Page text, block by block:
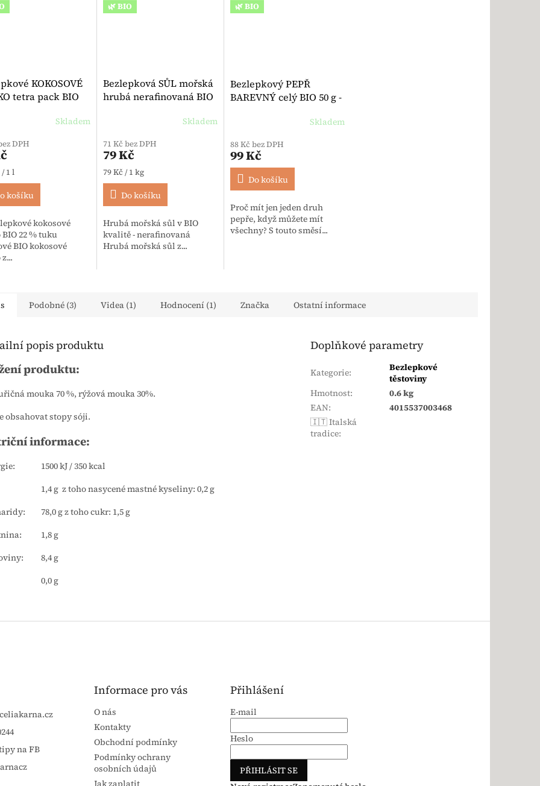
KOKOSOVÉ
tetra pack BIO
Skladem
DPH
/ 1 l
košíku
kokosové
22 % tuku
BIO kokosové
🌿 BIO
Bezlepková SŮL mořská
hrubá nerafinovaná BIO
Skladem
71 Kč bez DPH
79 Kč
Měrná cena:
79 Kč / 1 kg
Do košíku
Hrubá mořská sůl v BIO
kvalitě - nerafinovaná
Hrubá mořská sůl z...
🌿 BIO
Bezlepkový PEPŘ
BAREVNÝ celý BIO 50 g -
Skladem
88 Kč bez DPH
99 Kč
Do košíku
Proč mít jen jeden druh
pepře, když můžete mít
všechny? S touto směsí...
Podobné (3) Videa (1) Hodnocení (1) Značka Ostatní informace
popis produktu
produktu:
mouka 70 %, rýžová mouka 30%.
obsahovat stopy sóji.
informace:
1500 kJ / 350 kcal
1,4 g z toho nasycené mastné kyseliny: 0,2 g
78,0 g z toho cukr: 1,5 g
1,8 g
8,4 g
0,0 g
Doplňkové parametry
Kategorie:
Bezlepkové
těstoviny
Hmotnost:
0.6 kg
EAN:
4015537003468
🇮🇹 Italská
tradice:
celiakarna.cz
na FB
Informace pro vás
O nás
Kontakty
Obchodní podmínky
Podmínky ochrany
osobních údajů
Přihlášení
E-mail
Heslo
PŘIHLÁSIT SE